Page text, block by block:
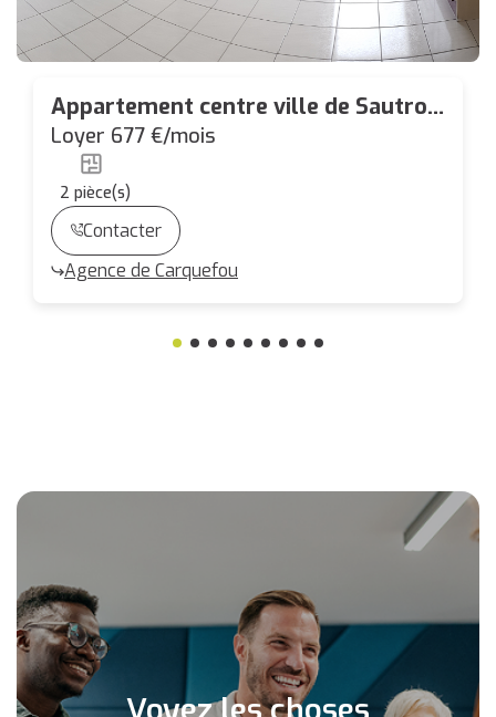
Appartement centre ville de Sautron
T2 - 44.73 m² avec place parking
Loyer 677 €/mois
2 pièce(s)
Contacter
Agence de Carquefou